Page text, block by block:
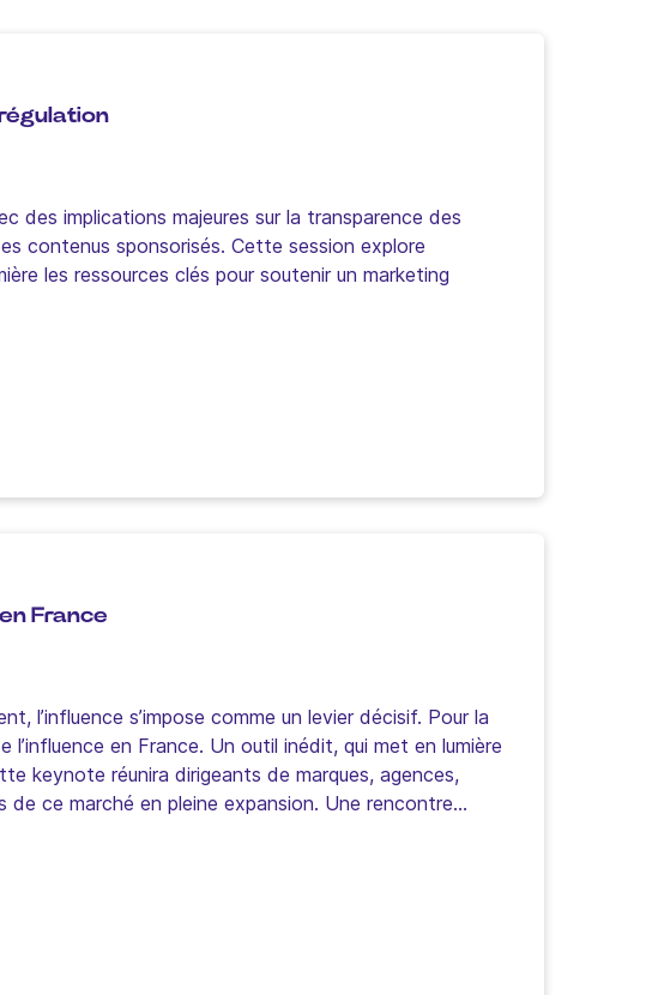
des implications majeures sur la transparence des
contenus sponsorisés. Cette session explore
les ressources clés pour soutenir un marketing
France
l’influence s’impose comme un levier décisif. Pour la
en France. Un outil inédit, qui met en lumière
keynote réunira dirigeants de marques, agences,
de ce marché en pleine expansion. Une rencontre
la communication et la création de valeur.